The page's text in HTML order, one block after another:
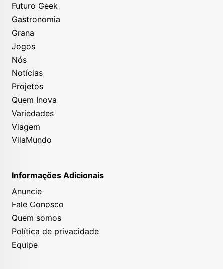
Futuro Geek
Gastronomia
Grana
Jogos
Nós
Notícias
Projetos
Quem Inova
Variedades
Viagem
VilaMundo
Informações Adicionais
Anuncie
Fale Conosco
Quem somos
Política de privacidade
Equipe